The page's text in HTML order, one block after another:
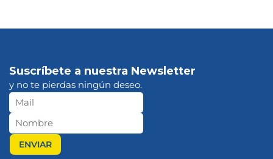
Suscríbete a nuestra Newsletter
y no te pierdas ningún deseo.